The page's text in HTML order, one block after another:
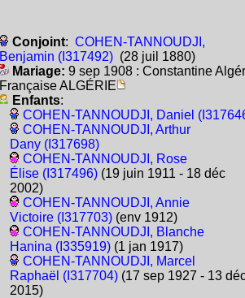
Conjoint: COHEN-TANNOUDJI,
Benjamin (I317492)(28 juil 1880)
Mariage: 9 sep 1908 : Constantine
Française ALGÉRIE
Enfants:
COHEN-TANNOUDJI, Daniel
COHEN-TANNOUDJI, Arthur
Dany (I317698)
COHEN-TANNOUDJI, Rose
Élise (I317496)(19 juin 1911 - 18 déc
2002)
COHEN-TANNOUDJI, Annie
Victoire (I317703)(env 1912)
COHEN-TANNOUDJI, Blanche
Hanina (I335919)(1 jan 1917)
COHEN-TANNOUDJI, Marcel
Raphaël (I317704)(17 sep 1927 - 13
2015)